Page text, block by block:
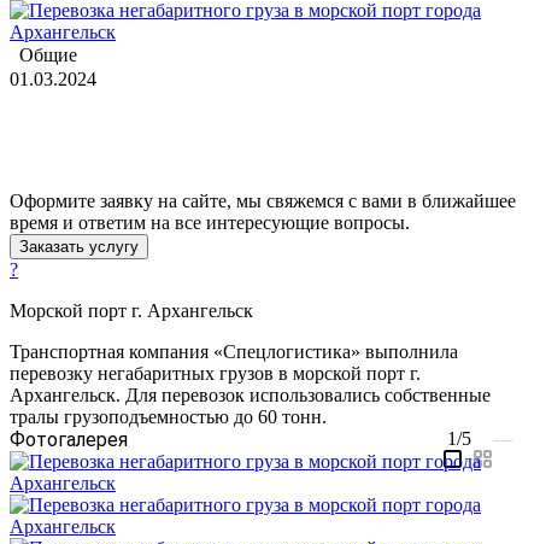
Общие
01.03.2024
Оформите заявку на сайте, мы свяжемся с вами в ближайшее
время и ответим на все интересующие вопросы.
Заказать услугу
?
Морской порт г. Архангельск
Транспортная компания «Спецлогистика» выполнила
перевозку негабаритных грузов в морской порт г.
Архангельск. Для перевозок использовались собственные
тралы грузоподъемностью до 60 тонн.
Фотогалерея 1/5 —